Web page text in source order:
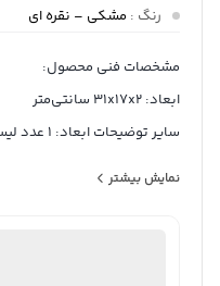
رنگ : مشکی – نقره ای
مشخصات فنی محصول:
ابعاد: 31x17x2 سانتی‌متر
سایر توضیحات ابعاد: 1 عدد لیسک 25 سانتی متر
نمایش بیشتر